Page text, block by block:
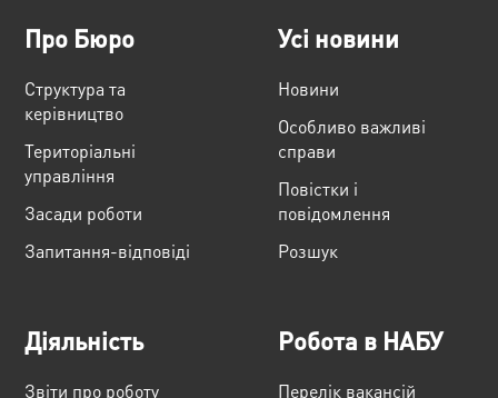
Про Бюро
Структура та
керівництво
Територіальні
управління
Засади роботи
Запитання-відповіді
Усі новини
Новини
Особливо важливі
справи
Повістки і
повідомлення
Розшук
Діяльність
Звіти про роботу
Робота в НАБУ
Перелік вакансій